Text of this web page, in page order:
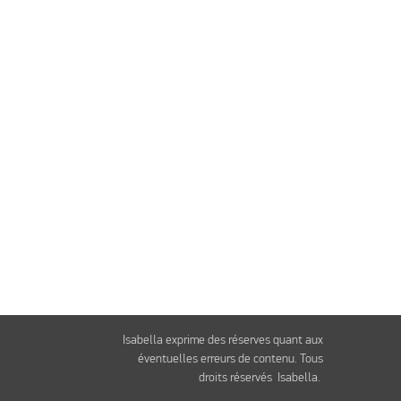
Isabella exprime des réserves quant aux
éventuelles erreurs de contenu. Tous
droits réservés Isabella.